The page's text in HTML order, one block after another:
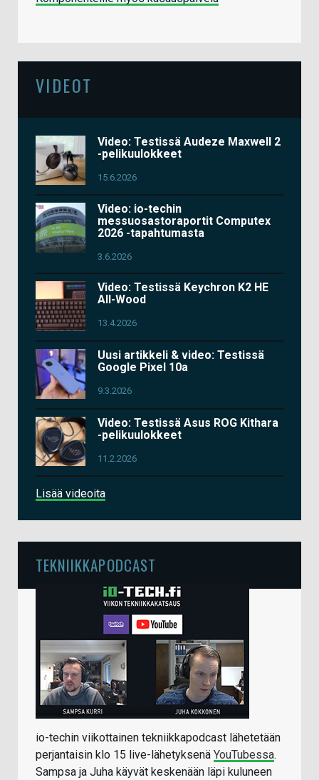
VIDEOT
Video: Testissä Audeze Maxwell 2
-pelikuulokkeet
15.6.2026
Video: io-techin
messuosastoraportit Computex
2026 -tapahtumasta
3.6.2026
Video: Testissä Keychron K2 HE
All-Wood
13.4.2026
Uusi artikkeli & video: Testissä
Google Pixel 10a
9.3.2026
Video: Testissä Asus ROG Kithara
-pelikuulokkeet
11.2.2026
Lisää videoita
TEKNIIKKAPODCAST
io-techin viikottainen tekniikkapodcast lähetetään
perjantaisin klo 15 live-lähetyksenä YouTubessa.
Sampsa ja Juha käyvät keskenään läpi kuluneen